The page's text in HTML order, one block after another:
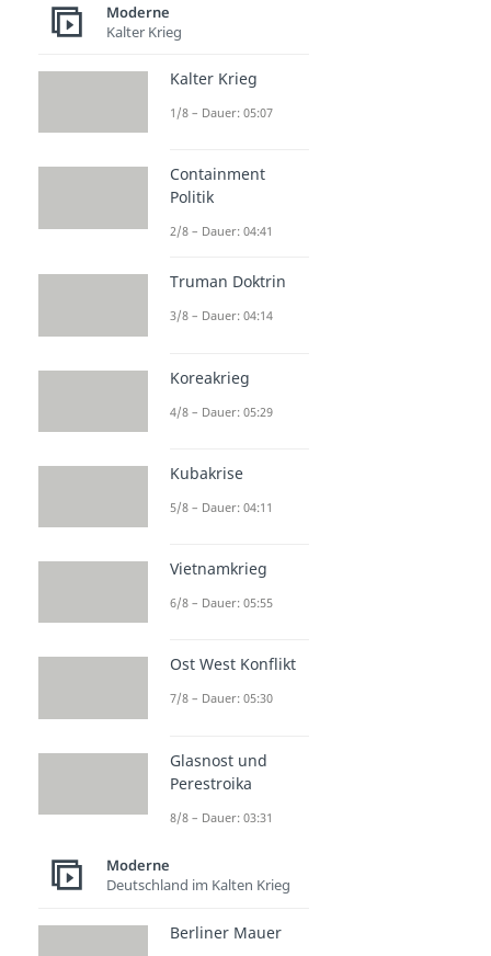
Moderne
Kalter Krieg
Kalter Krieg
1/8 – Dauer: 05:07
Containment
Politik
2/8 – Dauer: 04:41
Truman Doktrin
3/8 – Dauer: 04:14
Koreakrieg
4/8 – Dauer: 05:29
Kubakrise
5/8 – Dauer: 04:11
Vietnamkrieg
6/8 – Dauer: 05:55
Ost West Konflikt
7/8 – Dauer: 05:30
Glasnost und
Perestroika
8/8 – Dauer: 03:31
Moderne
Deutschland im Kalten Krieg
Berliner Mauer